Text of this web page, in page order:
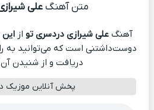
متن آهنگعلی
آهنگعلی شیرازی دردسری تو از
دوست‌داشتنی است که می‌توانید به
دریافت و از شنیدن
پخش آنلاین موزیک